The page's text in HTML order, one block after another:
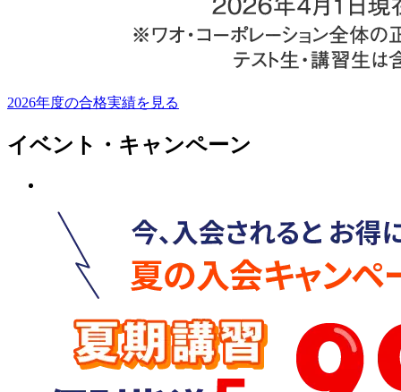
2026年度の合格実績を見る
イベント・キャンペーン